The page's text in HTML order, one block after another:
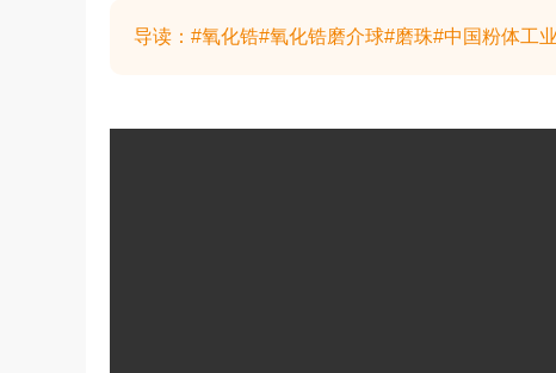
导读：#氧化锆#氧化锆磨介球#磨珠#中国粉体工